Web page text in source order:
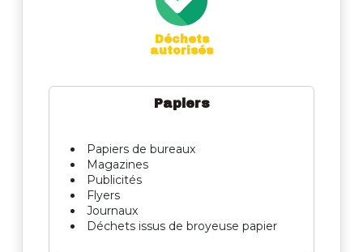
Déchets
autorisés
Papiers
Papiers de bureaux
Magazines
Publicités
Flyers
Journaux
Déchets issus de broyeuse papier